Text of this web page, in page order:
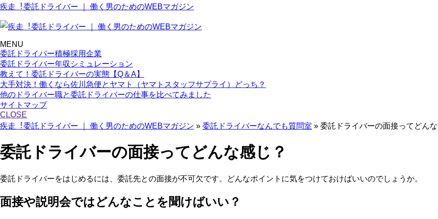
疾走︕委託ドライバー ｜ 働く男のためのWEBマガジン
MENU
委託ドライバー積極採用企業
委託ドライバー年収シミュレーション
教えて！委託ドライバーの実態【Q＆A】
大手対決！働くなら佐川急便とヤマト（ヤマトスタッフサプライ）どっち？
他のドライバー職と委託ドライバーの仕事を比べてみました
サイトマップ
CLOSE
疾走︕委託ドライバー ｜ 働く男のためのWEBマガジン » 委託ドライバーなんでも質問室 » 委託ドライバーの面接ってどん
委託ドライバーの面接ってどんな感じ？
委託ドライバーをはじめるには、委託先との面接が不可欠です。どんなポイントに気をつけておけばいいのでしょうか。
面接や説明会ではどんなことを聞けばいい？